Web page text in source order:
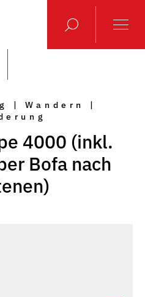
| Wandern |
4000 (inkl.
Bofa nach